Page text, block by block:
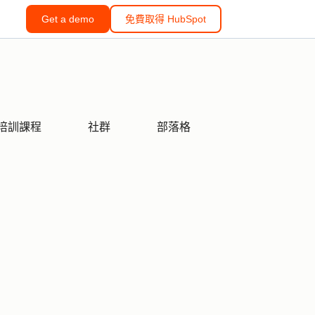
Get a demo 免費取得 HubSpot
訓課程 社群 部落格